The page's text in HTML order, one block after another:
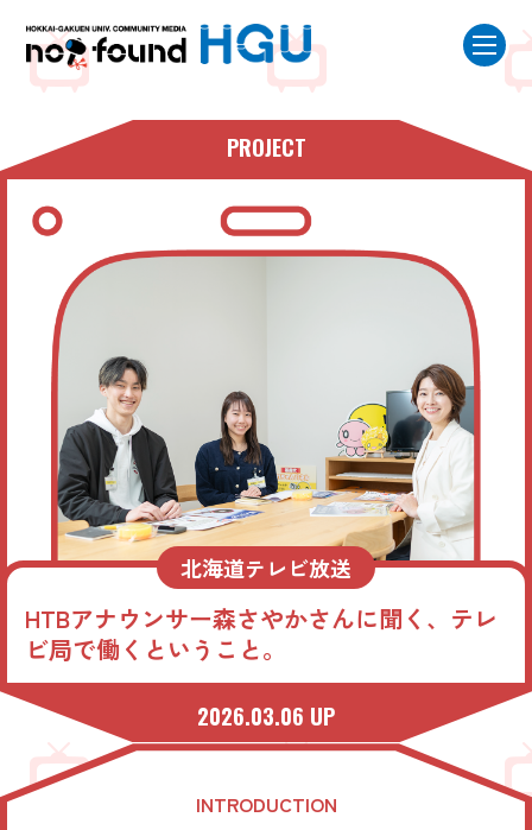
2026.8.8(SAT)-9 (SUN)
お申し込み・詳細
北海学園大学 お問い合わせ
PROJECT
北海道テレビ放送
HTBアナウンサー森さやかさんに聞く、テレ
ビ局で働くということ。
2026.03.06 UP
INTRODUCTION